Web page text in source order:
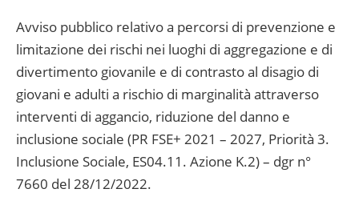
Avviso pubblico relativo a percorsi di prevenzione e
limitazione dei rischi nei luoghi di aggregazione e di
divertimento giovanile e di contrasto al disagio di
giovani e adulti a rischio di marginalità attraverso
interventi di aggancio, riduzione del danno e
inclusione sociale (PR FSE+ 2021 – 2027, Priorità 3.
Inclusione Sociale, ES04.11. Azione K.2) – dgr n°
7660 del 28/12/2022.